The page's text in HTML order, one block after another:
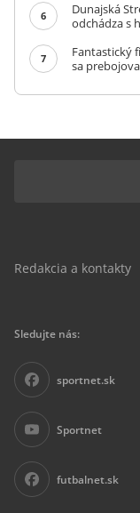
6
Dunajská
odchádza s
7
Fantastický
sa
Redakcia a kontakty
Sledujte nás:
sportnet.sk
Sportnet
futbalnet.sk